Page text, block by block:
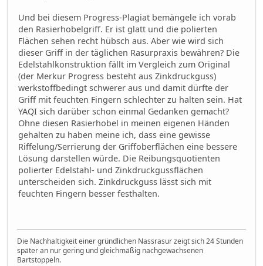
Und bei diesem Progress-Plagiat bemängele ich vorab
den Rasierhobelgriff. Er ist glatt und die polierten
Flächen sehen recht hübsch aus. Aber wie wird sich
dieser Griff in der täglichen Rasurpraxis bewähren? Die
Edelstahlkonstruktion fällt im Vergleich zum Original
(der Merkur Progress besteht aus Zinkdruckguss)
werkstoffbedingt schwerer aus und damit dürfte der
Griff mit feuchten Fingern schlechter zu halten sein. Hat
YAQI sich darüber schon einmal Gedanken gemacht?
Ohne diesen Rasierhobel in meinen eigenen Händen
gehalten zu haben meine ich, dass eine gewisse
Riffelung/Serrierung der Griffoberflächen eine bessere
Lösung darstellen würde. Die Reibungsquotienten
polierter Edelstahl- und Zinkdruckgussflächen
unterscheiden sich. Zinkdruckguss lässt sich mit
feuchten Fingern besser festhalten.
Die Nachhaltigkeit einer gründlichen Nassrasur zeigt sich 24 Stunden
später an nur gering und gleichmäßig nachgewachsenen
Bartstoppeln.